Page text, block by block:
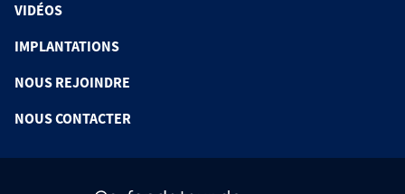
VIDÉOS
IMPLANTATIONS
NOUS REJOINDRE
NOUS CONTACTER